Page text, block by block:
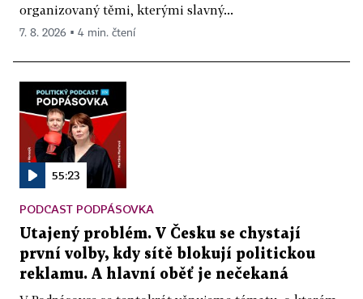
organizovaný těmi, kterými slavný...
7. 8. 2026 ▪ 4 min. čtení
55:23
PODCAST PODPÁSOVKA
Utajený problém. V Česku se chystají
první volby, kdy sítě blokují politickou
reklamu. A hlavní oběť je nečekaná